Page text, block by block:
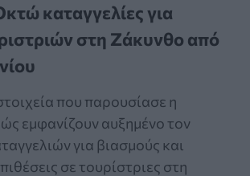
καταγγελίες για
στη Ζάκυνθο από
που παρουσίασε η
εμφανίζουν αυξημένο τον
για βιασμούς και
σε τουρίστριες στη